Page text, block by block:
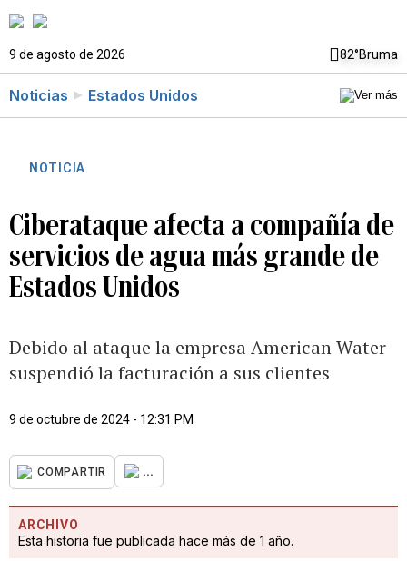
9 de agosto de 2026 82°Bruma
Noticias Estados Unidos
NOTICIA
Ciberataque afecta a compañía de
servicios de agua más grande de
Estados Unidos
Debido al ataque la empresa American Water
suspendió la facturación a sus clientes
9 de octubre de 2024 - 12:31 PM
COMPARTIR ...
ARCHIVO
Esta historia fue publicada hace más de 1 año.